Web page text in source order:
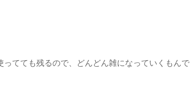
てても残るので、どんどん雑になっていくもんで